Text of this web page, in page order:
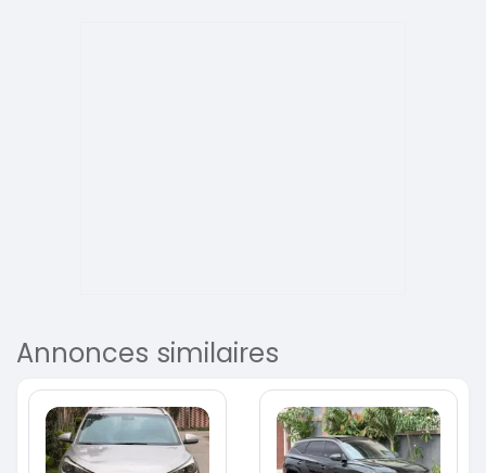
Annonces similaires